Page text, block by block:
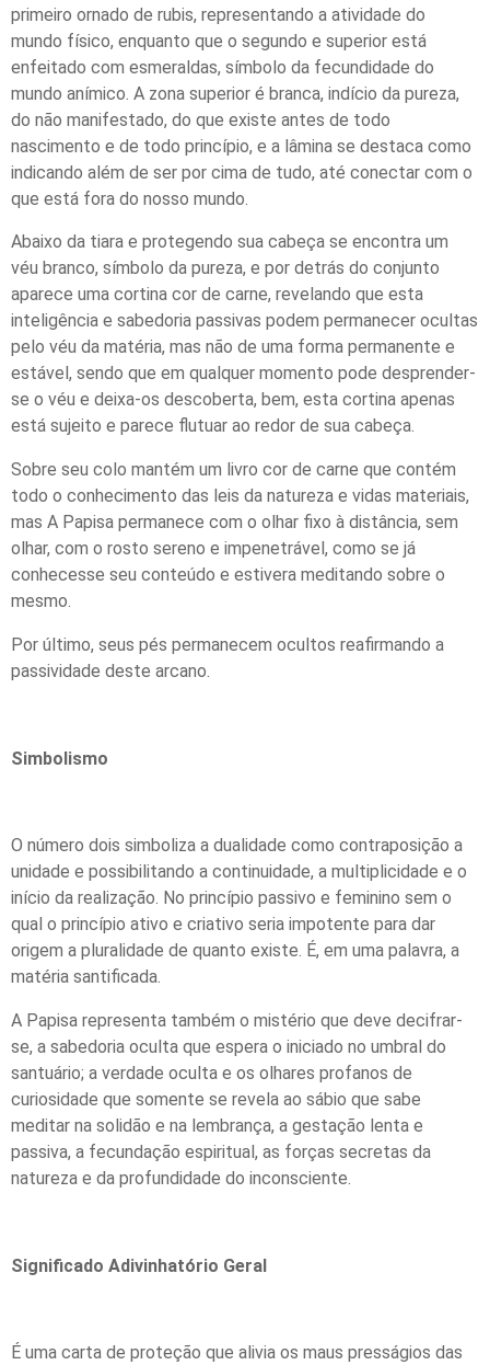
primeiro ornado de rubis, representando a atividade do
mundo físico, enquanto que o segundo e superior está
enfeitado com esmeraldas, símbolo da fecundidade do
mundo anímico. A zona superior é branca, indício da pureza,
do não manifestado, do que existe antes de todo
nascimento e de todo princípio, e a lâmina se destaca como
indicando além de ser por cima de tudo, até conectar com o
que está fora do nosso mundo.
Abaixo da tiara e protegendo sua cabeça se encontra um
véu branco, símbolo da pureza, e por detrás do conjunto
aparece uma cortina cor de carne, revelando que esta
inteligência e sabedoria passivas podem permanecer ocultas
pelo véu da matéria, mas não de uma forma permanente e
estável, sendo que em qualquer momento pode desprender-
se o véu e deixa-os descoberta, bem, esta cortina apenas
está sujeito e parece flutuar ao redor de sua cabeça.
Sobre seu colo mantém um livro cor de carne que contém
todo o conhecimento das leis da natureza e vidas materiais,
mas A Papisa permanece com o olhar fixo à distância, sem
olhar, com o rosto sereno e impenetrável, como se já
conhecesse seu conteúdo e estivera meditando sobre o
mesmo.
Por último, seus pés permanecem ocultos reafirmando a
passividade deste arcano.
Simbolismo
O número dois simboliza a dualidade como contraposição a
unidade e possibilitando a continuidade, a multiplicidade e o
início da realização. No princípio passivo e feminino sem o
qual o princípio ativo e criativo seria impotente para dar
origem a pluralidade de quanto existe. É, em uma palavra, a
matéria santificada.
A Papisa representa também o mistério que deve decifrar-
se, a sabedoria oculta que espera o iniciado no umbral do
santuário; a verdade oculta e os olhares profanos de
curiosidade que somente se revela ao sábio que sabe
meditar na solidão e na lembrança, a gestação lenta e
passiva, a fecundação espiritual, as forças secretas da
natureza e da profundidade do inconsciente.
Significado Adivinhatório Geral
É uma carta de proteção que alivia os maus presságios das